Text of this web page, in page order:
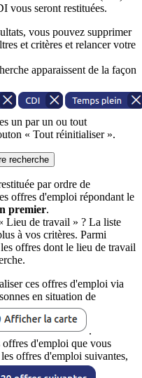
vous seront restituées.
vous pouvez supprimer
et critères et relancer votre
apparaissent de la façon
un par un ou tout
« Tout réinitialiser ».
recherche
par ordre de
offres d'emploi répondant le
premier.
Lieu de travail » ? La liste
à vos critères. Parmi
offres dont le lieu de travail
ces offres d'emploi via
en situation de
.
d'emploi que vous
offres d'emploi suivantes,